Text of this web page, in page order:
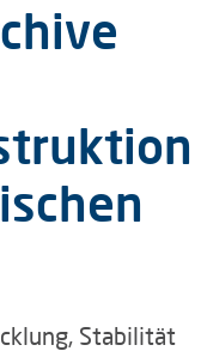
Stabilität